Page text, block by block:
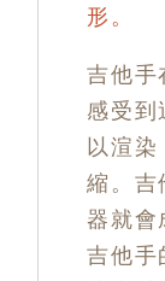
形。
吉他手
感受到
以渲
縮。吉
器就會
吉他手